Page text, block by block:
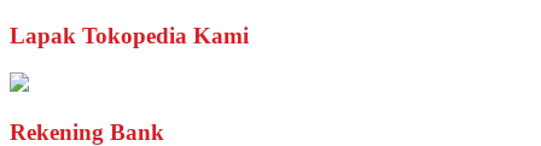
Lapak Tokopedia Kami
Rekening Bank